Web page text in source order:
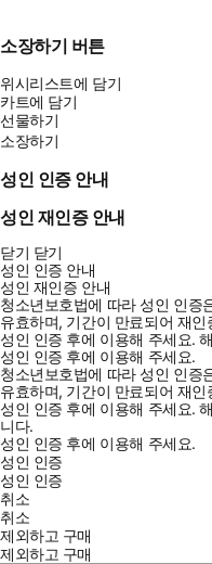
소장하기 버튼
위시리스트에 담기
카트에 담기
선물하기
소장하기
성인 인증 안내
성인 재인증 안내
닫기 닫기
성인 인증 안내
성인 재인증 안내
청소년보호법에 따라 성인 인증
유효하며, 기간이 만료되어 재
성인 인증 후에 이용해 주세요.
성인 인증 후에 이용해 주세요.
청소년보호법에 따라 성인 인증
유효하며, 기간이 만료되어 재
성인 인증 후에 이용해 주세요.
니다.
성인 인증 후에 이용해 주세요.
성인 인증
성인 인증
취소
취소
제외하고 구매
제외하고 구매